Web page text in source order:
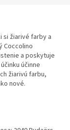
si žiarivé farby a
Coccolino
a poskytuje
účinne
žiarivú farbu,
nové.